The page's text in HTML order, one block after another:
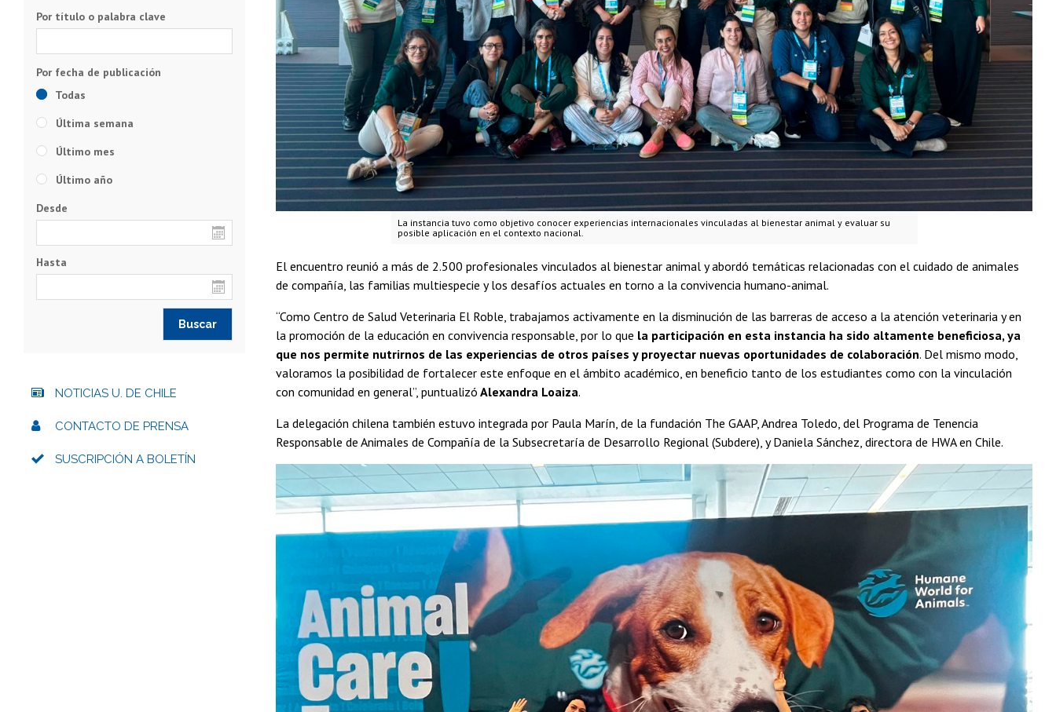
La instancia tuvo como objetivo conocer experiencias internacionales vinculadas al bienestar animal y evaluar su
posible aplicación en el contexto nacional.
El encuentro reunió a más de 2.500 profesionales vinculados al bienestar animal y abordó temáticas relacionadas con el cuidado de animales
de compañía, las familias multiespecie y los desafíos actuales en torno a la convivencia humano-animal.
“Como Centro de Salud Veterinaria El Roble, trabajamos activamente en la disminución de las barreras de acceso a la atención veterinaria y en
la promoción de la educación en convivencia responsable, por lo que la participación en esta instancia ha sido altamente beneficiosa, ya
que nos permite nutrirnos de las experiencias de otros países y proyectar nuevas oportunidades de colaboración. Del mismo modo,
valoramos la posibilidad de fortalecer este enfoque en el ámbito académico, en beneficio tanto de los estudiantes como con la vinculación
con comunidad en general”, puntualizó Alexandra Loaiza.
La delegación chilena también estuvo integrada por Paula Marín, de la fundación The GAAP, Andrea Toledo, del Programa de Tenencia
Responsable de Animales de Compañía de la Subsecretaría de Desarrollo Regional (Subdere), y Daniela Sánchez, directora de HWA en Chile.
Por título o palabra clave
Todas
Última semana
Último mes
Último año
Desde
Hasta
NOTICIAS U. DE CHILE
CONTACTO DE PRENSA
SUSCRIPCIÓN A BOLETÍN